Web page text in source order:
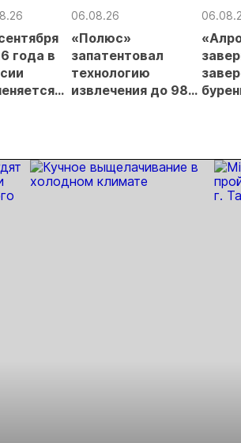
года в
и
для
06.08.26
«Полюс»
запатентовал
технологию
извлечения до 98%